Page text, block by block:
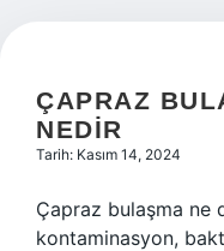
ÇAPRAZ
NEDIR
Tarih: Kasım 14, 2024
Çapraz bulaşma ne
kontaminasyon,